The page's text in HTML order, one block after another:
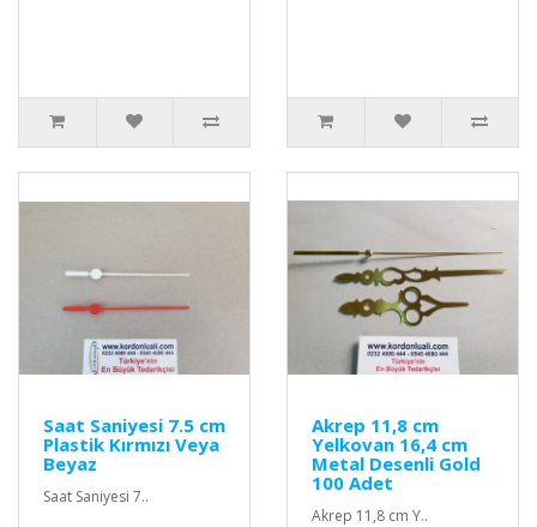
Saat Saniyesi 7.5 cm
Plastik Kırmızı Veya
Beyaz
Saat Saniyesi 7..
Akrep 11,8 cm
Yelkovan 16,4 cm
Metal Desenli Gold
100 Adet
Akrep 11,8 cm Y..